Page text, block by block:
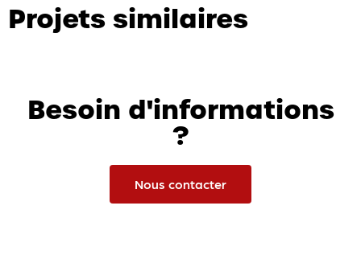
Projets similaires
Besoin d'informations
?
Nous contacter